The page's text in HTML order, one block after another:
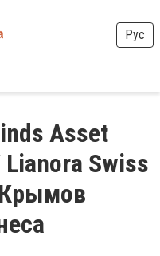
Рус
Asset
Lianora Swiss